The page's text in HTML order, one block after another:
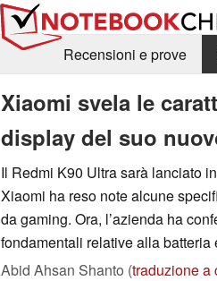
Recensioni e prove
Xiaomi svela le
display del suo
Il Redmi K90 Ultra sarà lanciato
Xiaomi ha reso note alcune
da gaming. Ora, l’azienda ha
fondamentali relative alla
Abid Ahsan Shanto (traduzione a